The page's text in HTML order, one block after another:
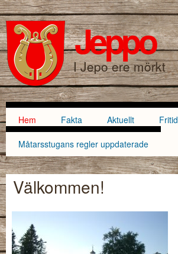
Hoppa till
huvudinnehåll
Skip to
navigation
Jeppo
I Jepo ere mörkt
SÖKFORMULÄR
Huvudmeny
Hem Fakta Aktuellt Fritid
Måtarsstugans regler uppdaterade
Välkommen!
JEPPO_KYRKA_1862_264X198.JPG